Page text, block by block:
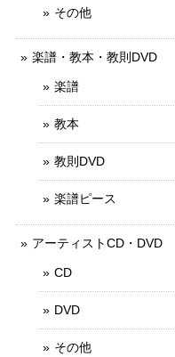
その他
楽譜・教本・教則DVD
楽譜
教本
教則DVD
楽譜ピース
アーティストCD・DVD
CD
DVD
その他